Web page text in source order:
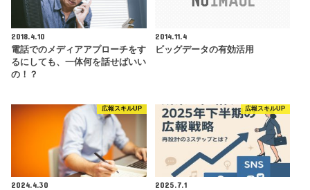
2018.4.10
電話でのメディアアプローチをす
るにしても、一体何を話せばいい
の！？
2014.11.4
ビッグデータの有効活用
広報スキルUP
2024.4.30
広報スキルUP
2025.7.1